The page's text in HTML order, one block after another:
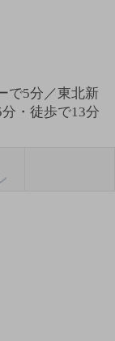
で5分／東北新
・徒歩で13分